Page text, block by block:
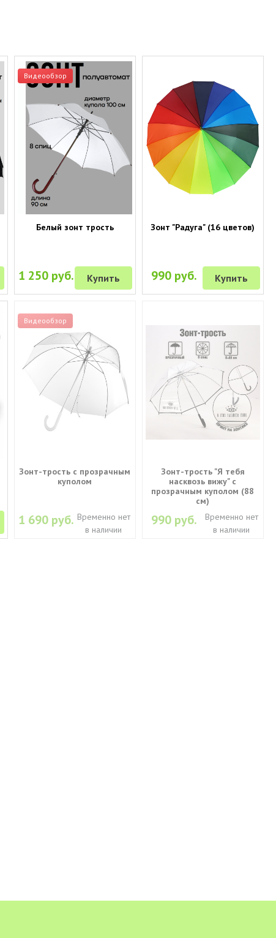
Видеообзор
Белый зонт трость
1 250 руб. Купить
Зонт "Радуга" (16 цветов)
990 руб. Купить
Видеообзор
Зонт-трость с прозрачным
куполом
1 690 руб. Временно нет
в наличии
Зонт-трость "Я тебя
насквозь вижу" с
прозрачным куполом (88
см)
990 руб.
Временно нет
в наличии